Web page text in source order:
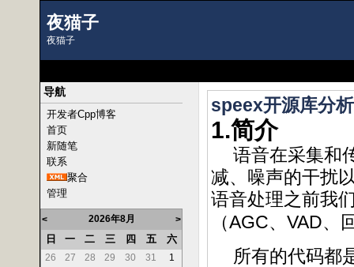
夜猫子
夜猫子
导航
开发者Cpp博客
首页
新随笔
联系
聚合
管理
< 2026年8月 >
日 一 二 三 四 五 六
26 27 28 29 30 31
1
speex开源库分
1.简介
语音在采集和
减、噪声的干扰
语音处理之前我
（AGC、 VAD、
所有的代码都